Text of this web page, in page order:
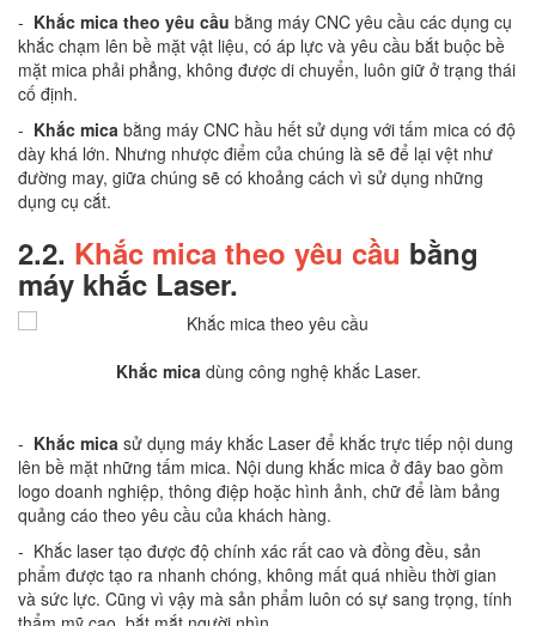
- Khắc mica theo yêu cầu bằng máy CNC yêu cầu các dụng cụ
khắc chạm lên bề mặt vật liệu, có áp lực và yêu cầu bắt buộc bề
mặt mica phải phẳng, không được di chuyển, luôn giữ ở trạng thái
cố định.
- Khắc mica bằng máy CNC hầu hết sử dụng với tấm mica có độ
dày khá lớn. Nhưng nhược điểm của chúng là sẽ để lại vệt như
đường may, giữa chúng sẽ có khoảng cách vì sử dụng những
dụng cụ cắt.
2.2. Khắc mica theo yêu cầu bằng
máy khắc Laser.
Khắc micadùng công nghệ khắc Laser.
- Khắc mica sử dụng máy khắc Laser để khắc trực tiếp nội dung
lên bề mặt những tấm mica. Nội dung khắc mica ở đây bao gồm
logo doanh nghiệp, thông điệp hoặc hình ảnh, chữ để làm bảng
quảng cáo theo yêu cầu của khách hàng.
- Khắc laser tạo được độ chính xác rất cao và đồng đều, sản
phẩm được tạo ra nhanh chóng, không mất quá nhiều thời gian
và sức lực. Cũng vì vậy mà sản phẩm luôn có sự sang trọng, tính